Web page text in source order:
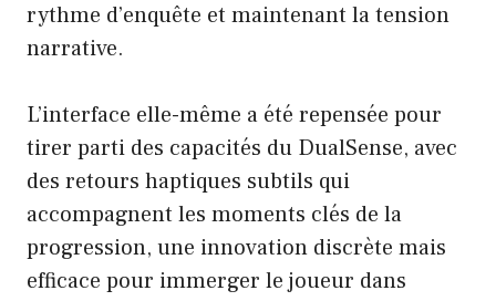
rythme d’enquête et maintenant la tension
narrative.
L’interface elle-même a été repensée pour
tirer parti des capacités du DualSense, avec
des retours haptiques subtils qui
accompagnent les moments clés de la
progression, une innovation discrète mais
efficace pour immerger le joueur dans